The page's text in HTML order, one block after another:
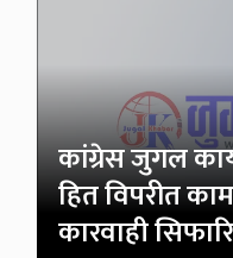
कांग्रेस जुगल
हित विपरीत
कारवाही